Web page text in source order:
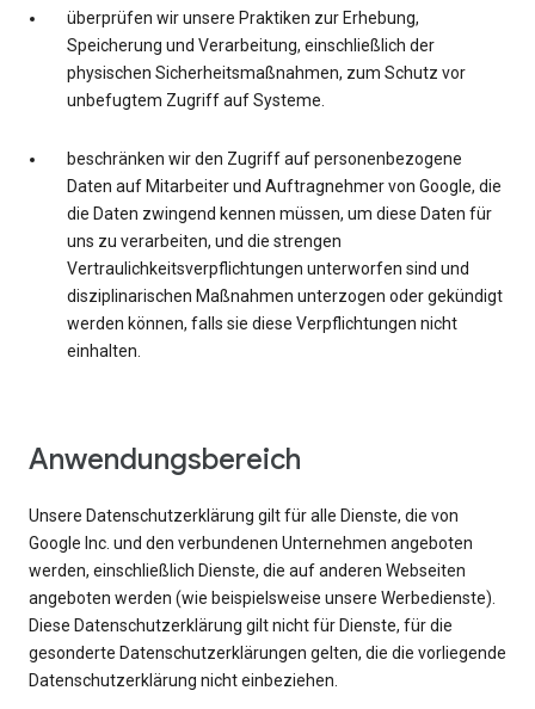
überprüfen wir unsere Praktiken zur Erhebung,
Speicherung und Verarbeitung, einschließlich der
physischen Sicherheitsmaßnahmen, zum Schutz vor
unbefugtem Zugriff auf Systeme.
beschränken wir den Zugriff auf personenbezogene
Daten auf Mitarbeiter und Auftragnehmer von Google, die
die Daten zwingend kennen müssen, um diese Daten für
uns zu verarbeiten, und die strengen
Vertraulichkeitsverpflichtungen unterworfen sind und
disziplinarischen Maßnahmen unterzogen oder gekündigt
werden können, falls sie diese Verpflichtungen nicht
einhalten.
Anwendungsbereich
Unsere Datenschutzerklärung gilt für alle Dienste, die von
Google Inc. und den verbundenen Unternehmen angeboten
werden, einschließlich Dienste, die auf anderen Webseiten
angeboten werden (wie beispielsweise unsere Werbedienste).
Diese Datenschutzerklärung gilt nicht für Dienste, für die
gesonderte Datenschutzerklärungen gelten, die die vorliegende
Datenschutzerklärung nicht einbeziehen.